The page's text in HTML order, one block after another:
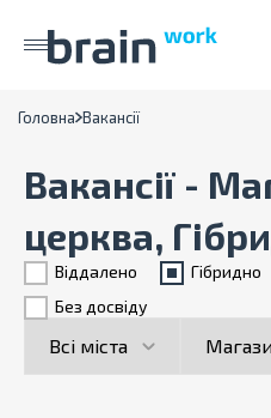
Головна Вакансії
Вакансії -
церква,
Віддалено
Гiбридно
Без досвіду